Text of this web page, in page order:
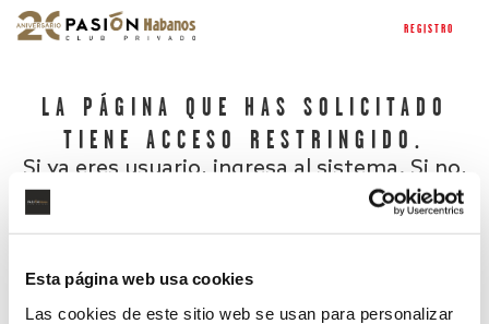
Esta página web usa cookies
Las cookies de este sitio web se usan para personalizar
REGISTRO
LA PÁGINA QUE HAS SOLICITADO
TIENE ACCESO RESTRINGIDO.
Si ya eres usuario, ingresa al sistema. Si no,